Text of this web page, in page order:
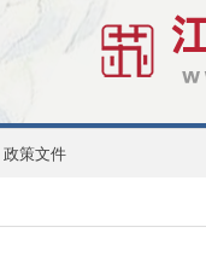
政策文件